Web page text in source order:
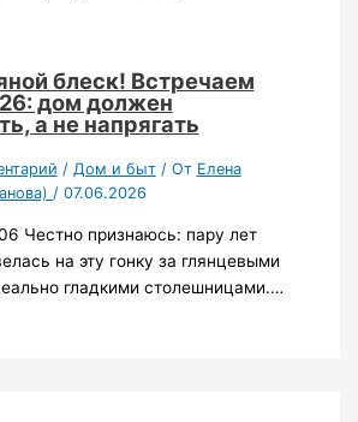
блеск! Встречаем
дом должен
а не напрягать
/ Дом и быт/ От Елена
/ 07.06.2026
Честно признаюсь: пару лет
на эту гонку за глянцевыми
гладкими столешницами.…